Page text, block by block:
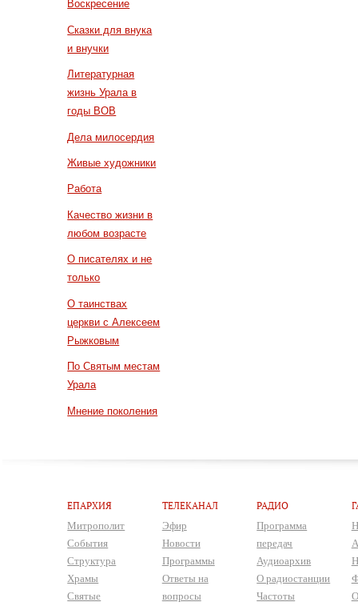
Воскресение
Сказки для внука
и внучки
Литературная
жизнь Урала в
годы ВОВ
Дела милосердия
Живые художники
Работа
Качество жизни в
любом возрасте
О писателях и не
только
О таинствах
церкви с Алексеем
Рыжковым
По Святым местам
Урала
Мнение поколения
ЕПАРХИЯ
Митрополит
События
Структура
Храмы
Святые
ТЕЛЕКАНАЛ
Эфир
Новости
Программы
Ответы на
вопросы
РАДИО
Программа
передач
Аудиоархив
О радиостанции
Частоты